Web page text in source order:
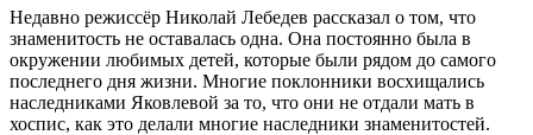
Недавно режиссёр Николай Лебедев рассказал о том, что
знаменитость не оставалась одна. Она постоянно была в
окружении любимых детей, которые были рядом до самого
последнего дня жизни. Многие поклонники восхищались
наследниками Яковлевой за то, что они не отдали мать в
хоспис, как это делали многие наследники знаменитостей.